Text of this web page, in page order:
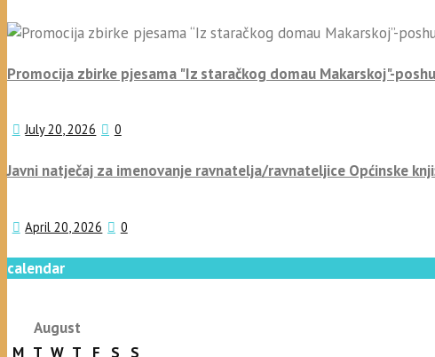
Promocija zbirke pjesama "Iz staračkog domau Makarskoj"-
July 20, 2026 0
Javni natječaj za imenovanje ravnatelja/ravnateljice Općinske
April 20, 2026 0
calendar
August
M T W T F S
S